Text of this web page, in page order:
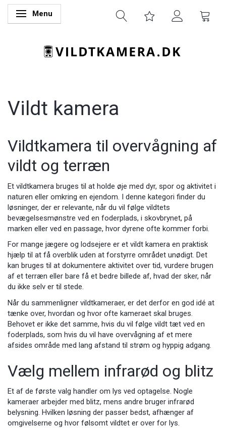
Skifte navigation
Menu
Vildt kamera
Vildtkamera til overvågning af
vildt og terræn
Et vildtkamera bruges til at holde øje med dyr, spor og aktivitet i
naturen eller omkring en ejendom. I denne kategori finder du
løsninger, der er relevante, når du vil følge vildtets
bevægelsesmønstre ved en foderplads, i skovbrynet, på
marken eller ved en passage, hvor dyrene ofte kommer forbi.
For mange jægere og lodsejere er et vildt kamera en praktisk
hjælp til at få overblik uden at forstyrre området unødigt. Det
kan bruges til at dokumentere aktivitet over tid, vurdere brugen
af et terræn eller bare få et bedre billede af, hvad der sker, når
du ikke selv er til stede.
Når du sammenligner vildtkameraer, er det derfor en god idé at
tænke over, hvordan og hvor ofte kameraet skal bruges.
Behovet er ikke det samme, hvis du vil følge vildt tæt ved en
foderplads, som hvis du vil have overvågning af et mere
afsides område med lang afstand til strøm og hyppig adgang.
Vælg mellem infrarød og blitz
Et af de første valg handler om lys ved optagelse. Nogle
kameraer arbejder med blitz, mens andre bruger infrarød
belysning. Hvilken løsning der passer bedst, afhænger af
omgivelserne og hvor følsomt vildtet er over for lys.